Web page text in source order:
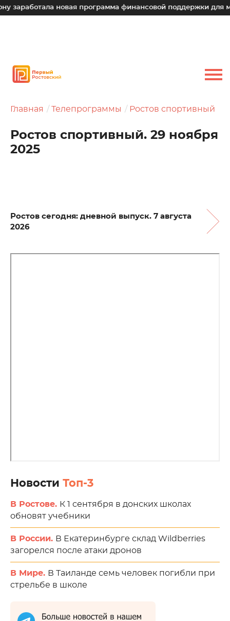
новая программа финансовой поддержки для малых
Главная Телепрограммы Ростов спортивный
Ростов спортивный. 29 ноября
2025
Ростов сегодня: дневной выпуск. 7 августа
2026
Новости Топ-3
В Ростове. К 1 сентября в донских школах
обновят учебники
В России. В Екатеринбурге склад Wildberries
загорелся после атаки дронов
В Мире. В Таиланде семь человек погибли при
стрельбе в школе